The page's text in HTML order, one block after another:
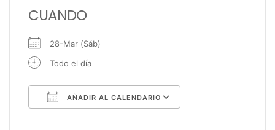
CUANDO
28-Mar (Sáb)
Todo el día
AÑADIR AL CALENDARIO